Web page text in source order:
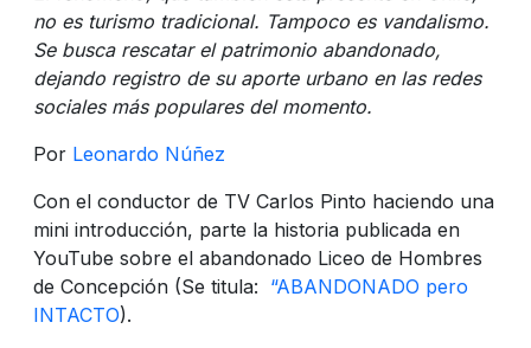
no es turismo tradicional. Tampoco es vandalismo.
Se busca rescatar el patrimonio abandonado,
dejando registro de su aporte urbano en las redes
sociales más populares del momento.
Por Leonardo Núñez
Con el conductor de TV Carlos Pinto haciendo una
mini introducción, parte la historia publicada en
YouTube sobre el abandonado Liceo de Hombres
de Concepción (Se titula: “ABANDONADO pero
INTACTO).